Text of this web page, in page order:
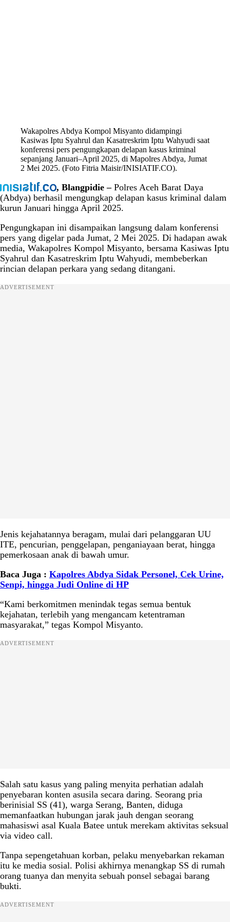
Wakapolres Abdya Kompol Misyanto didampingi
Kasiwas Iptu Syahrul dan Kasatreskrim Iptu Wahyudi saat
konferensi pers pengungkapan delapan kasus kriminal
sepanjang Januari–April 2025, di Mapolres Abdya, Jumat
2 Mei 2025. (Foto Fitria Maisir/INISIATIF.CO).
, Blangpidie –Polres Aceh Barat Daya
(Abdya) berhasil mengungkap delapan kasus kriminal dalam
kurun Januari hingga April 2025.
Pengungkapan ini disampaikan langsung dalam konferensi
pers yang digelar pada Jumat, 2 Mei 2025. Di hadapan awak
media, Wakapolres Kompol Misyanto, bersama Kasiwas Iptu
Syahrul dan Kasatreskrim Iptu Wahyudi, membeberkan
rincian delapan perkara yang sedang ditangani.
ADVERTISEMENT
Jenis kejahatannya beragam, mulai dari pelanggaran UU
ITE, pencurian, penggelapan, penganiayaan berat, hingga
pemerkosaan anak di bawah umur.
Baca Juga : Kapolres Abdya Sidak Personel, Cek Urine,
Senpi, hingga Judi Online di HP
“Kami berkomitmen menindak tegas semua bentuk
kejahatan, terlebih yang mengancam ketentraman
masyarakat,” tegas Kompol Misyanto.
ADVERTISEMENT
Salah satu kasus yang paling menyita perhatian adalah
penyebaran konten asusila secara daring. Seorang pria
berinisial SS (41), warga Serang, Banten, diduga
memanfaatkan hubungan jarak jauh dengan seorang
mahasiswi asal Kuala Batee untuk merekam aktivitas seksual
via video call.
Tanpa sepengetahuan korban, pelaku menyebarkan rekaman
itu ke media sosial. Polisi akhirnya menangkap SS di rumah
orang tuanya dan menyita sebuah ponsel sebagai barang
bukti.
ADVERTISEMENT